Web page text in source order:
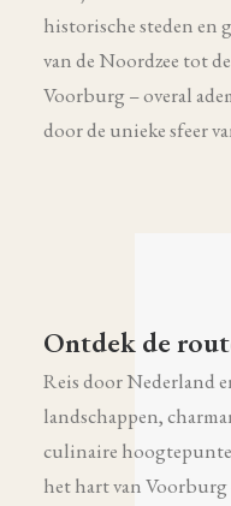
historische steden en
van de Noordzee tot
Voorburg – overal
door de unieke sfeer
Ontdek de
Reis door Nederland
landschappen,
culinaire
het hart van Voorburg